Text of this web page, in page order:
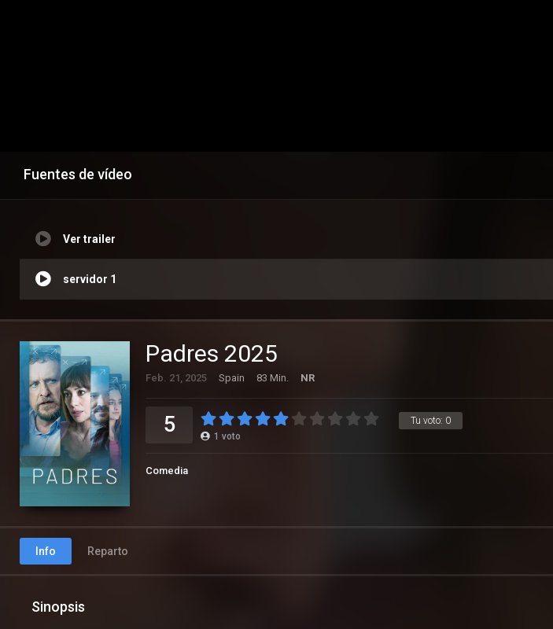
Fuentes de vídeo
Ver trailer
servidor 1
Padres 2025
Feb. 21, 2025 Spain 83 Min. NR
Tu voto: 0
5 1 voto
Comedia
Info Reparto
Sinopsis